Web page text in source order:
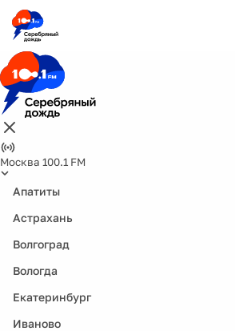
Москва 100.1 FM
Апатиты
Астрахань
Волгоград
Вологда
Екатеринбург
Иваново